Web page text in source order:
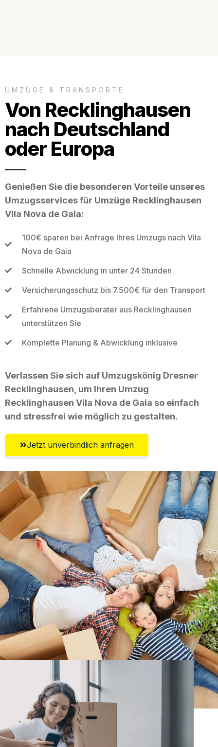
UMZÜGE & TRANSPORTE
Von Recklinghausen
nach Deutschland
oder Europa
Genießen Sie die besonderen Vorteile unseres
Umzugsservices für Umzüge Recklinghausen
Vila Nova de Gaia:
100€ sparen bei Anfrage Ihres Umzugs nach Vila
Nova de Gaia
Schnelle Abwicklung in unter 24 Stunden
Versicherungsschutz bis 7.500€ für den Transport
Erfahrene Umzugsberater aus Recklinghausen
unterstützen Sie
Komplette Planung & Abwicklung inklusive
Verlassen Sie sich auf Umzugskönig Dresner
Recklinghausen, um Ihren Umzug
Recklinghausen Vila Nova de Gaia so einfach
und stressfrei wie möglich zu gestalten.
Jetzt unverbindlich anfragen